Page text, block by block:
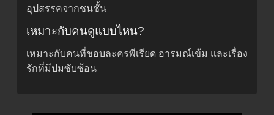
อุปสรรคจากชนชั้น
เหมาะกับคนดูแบบไหน?
เหมาะกับคนที่ชอบละครพีเรียด อารมณ์เข้ม และเรื่อง
รักที่มีปมซับซ้อน